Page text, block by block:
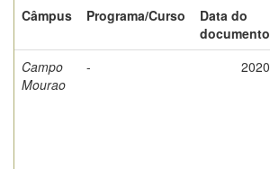
Câmpus
Programa/Curso
Data do
documento
Campo
Mourao
- 2020